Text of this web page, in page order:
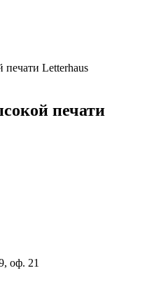
Letterhaus
печати
оф. 21